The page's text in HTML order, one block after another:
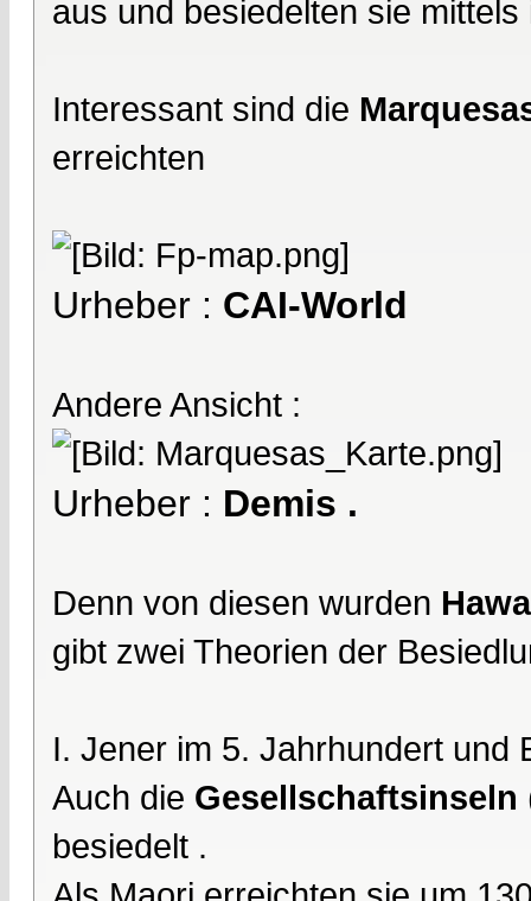
aus und besiedelten sie
Interessant sind die
erreichten
Urheber : CAI-World
Andere Ansicht :
Urheber : Demis .
Denn von diesen wurden
gibt zwei Theorien der
I. Jener im 5. Jahrhundert und
Auch die Gesellschaftsinseln
besiedelt .